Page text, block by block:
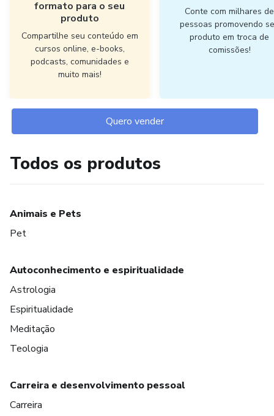
formato para o seu
produto
Compartilhe seu conteúdo em
cursos online, e-books,
podcasts, comunidades e
muito mais!
Conte com milhares de
pessoas promovendo
produto em troca de
comissões!
Quero vender
Todos os produtos
Animais e Pets
Pet
Autoconhecimento e espiritualidade
Astrologia
Espiritualidade
Meditação
Teologia
Carreira e desenvolvimento pessoal
Carreira